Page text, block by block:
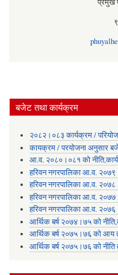
प्रमुख
बजेट तथा कार्यक्रम
२०८२।०८३ कार्यक्रम /
कायक्रम / परयोजना अनुसार
आ.व. २०८०।०८१ को
हरिवन नगरपालिका आ‍.व.
हरिवन नगरपालिका आ‍.व.
हरिवन नगरपालिका आ‍.व.
हरिवन नगरपालिका आ‍.व.
आर्थिक बर्ष २०७४।७५ को
आर्थिक बर्ष २०७५।७६ को आय
आर्थिक बर्ष २०७५।७६ को नीति